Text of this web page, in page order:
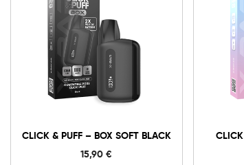
CLICK & PUFF – BOX SOFT BLACK
15,90€
Click
Box
Soft
CLICK